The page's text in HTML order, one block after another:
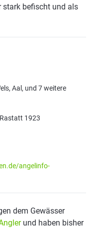
stark befischt und als
Aal, und 7 weitere
Rastatt 1923
angelinfo-
dem Gewässer
und haben bisher